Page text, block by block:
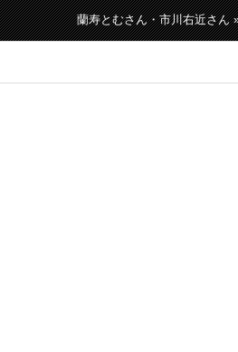
蘭寿とむさん・市川右近さん